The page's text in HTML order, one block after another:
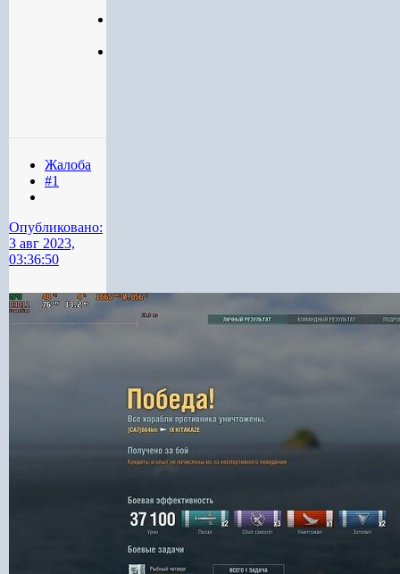
Жалоба
#1
Опубликовано:
3 авг 2023,
03:36:50